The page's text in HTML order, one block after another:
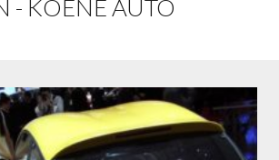
- KOENE AUTO